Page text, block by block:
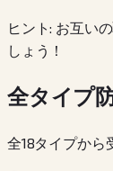
ヒント: お互い
しょう！
全タイプ
全18タイプから